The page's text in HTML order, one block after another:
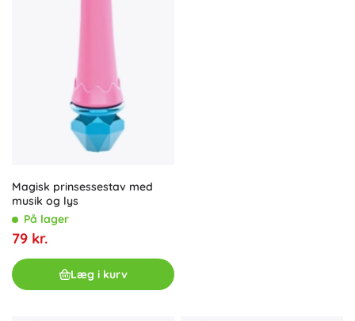
Magisk prinsessestav med
musik og lys
På lager
79 kr.
Læg i kurv